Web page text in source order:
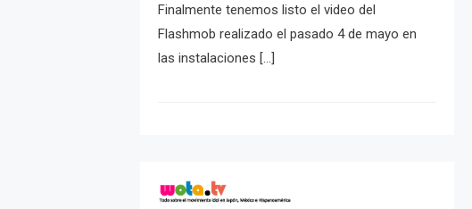
Finalmente tenemos listo el video del
Flashmob realizado el pasado 4 de mayo en
las instalaciones […]